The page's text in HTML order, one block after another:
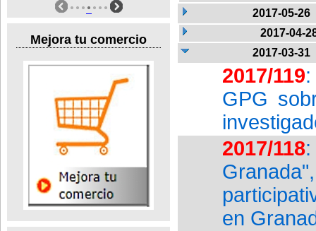
Mejora tu comercio
2017-05-26
2017-04-
2017-03-31
2017/119
GPG
2017/118
en